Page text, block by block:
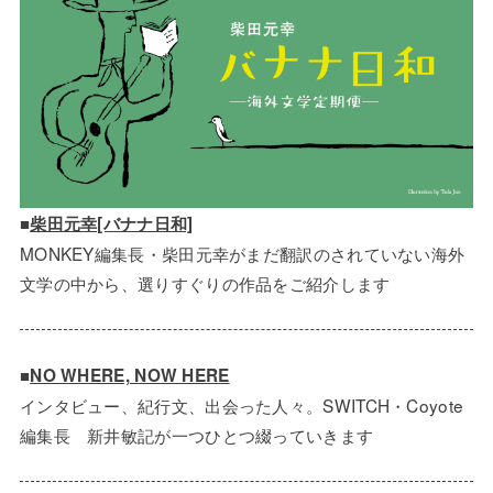
■柴田元幸[バナナ日和]
MONKEY編集長・柴田元幸がまだ翻訳のされていない海外
文学の中から、選りすぐりの作品をご紹介します
■NO WHERE, NOW HERE
インタビュー、紀行文、出会った人々。SWITCH・Coyote
編集長 新井敏記が一つひとつ綴っていきます